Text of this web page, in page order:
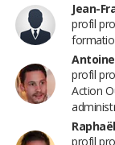
Jean-
profil
Antoine
profil
Action
profil